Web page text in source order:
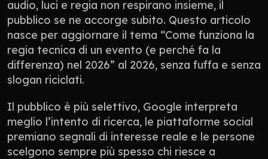
audio, luci e regia non respirano insieme, il
pubblico se ne accorge subito. Questo articolo
nasce per aggiornare il tema “Come funziona la
regia tecnica di un evento (e perché fa la
differenza) nel 2026” al 2026, senza fuffa e senza
slogan riciclati.
Il pubblico è più selettivo, Google interpreta
meglio l’intento di ricerca, le piattaforme social
premiano segnali di interesse reale e le persone
scelgono sempre più spesso chi riesce a